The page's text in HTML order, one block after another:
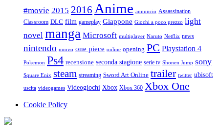
#movie 2015 2016 Anime annuncio Assassination
Classroom DLC film gameplay Giappone Giochi a poco prezzo light
novel manga Microsoft multiplayer Naruto Netflix news
nintendo nuovo one piece online opening PC Playstation 4
Pokemon Ps4 recensione seconda stagione serie tv Shonen Jump sony
Square Enix steam streaming Sword Art Online trailer twitter ubisoft
uscita videogames Videogiochi Xbox Xbox 360 Xbox One
Cookie Policy